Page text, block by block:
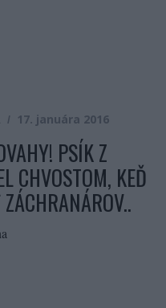
17. januára 2016
PSÍK Z
CHVOSTOM, KEĎ